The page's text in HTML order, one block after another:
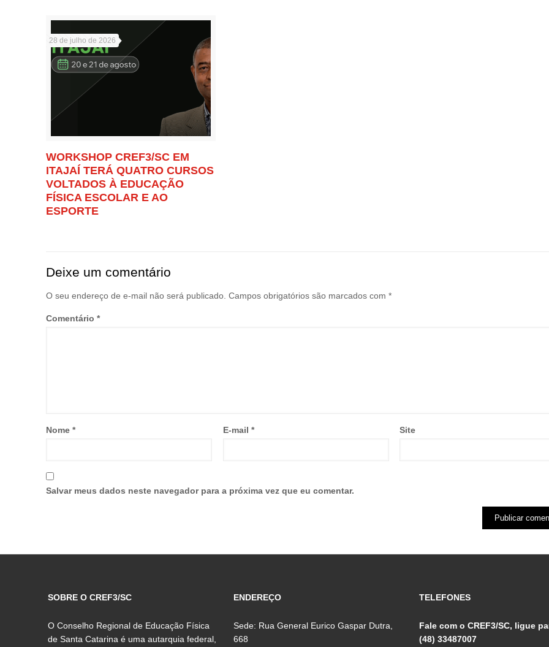
28 de julho de 2026
WORKSHOP CREF3/SC EM
ITAJAÍ TERÁ QUATRO CURSOS
VOLTADOS À EDUCAÇÃO
FÍSICA ESCOLAR E AO
ESPORTE
Deixe um comentário
O seu endereço de e-mail não será publicado. Campos obrigatórios são marcados com *
Comentário *
Nome * E-mail * Site
Salvar meus dados neste navegador para a próxima vez que eu comentar.
SOBRE O CREF3/SC
O Conselho Regional de Educação Física
de Santa Catarina é uma autarquia federal,
ENDEREÇO
Sede: Rua General Eurico Gaspar Dutra,
668
TELEFONES
Fale com o CREF3/SC, ligue
(48) 33487007